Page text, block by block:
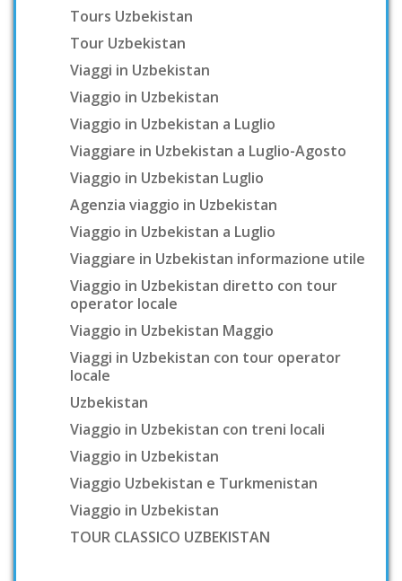
Tours Uzbekistan
Tour Uzbekistan
Viaggi in Uzbekistan
Viaggio in Uzbekistan
Viaggio in Uzbekistan a Luglio
Viaggiare in Uzbekistan a Luglio-Agosto
Viaggio in Uzbekistan Luglio
Agenzia viaggio in Uzbekistan
Viaggio in Uzbekistan a Luglio
Viaggiare in Uzbekistan informazione utile
Viaggio in Uzbekistan diretto con tour
operator locale
Viaggio in Uzbekistan Maggio
Viaggi in Uzbekistan con tour operator
locale
Uzbekistan
Viaggio in Uzbekistan con treni locali
Viaggio in Uzbekistan
Viaggio Uzbekistan e Turkmenistan
Viaggio in Uzbekistan
TOUR CLASSICO UZBEKISTAN